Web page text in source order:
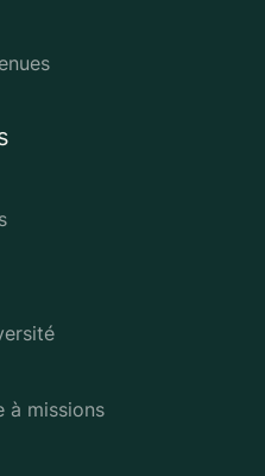
à missions